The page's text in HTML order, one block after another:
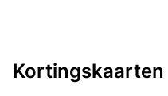
Kortingskaarten